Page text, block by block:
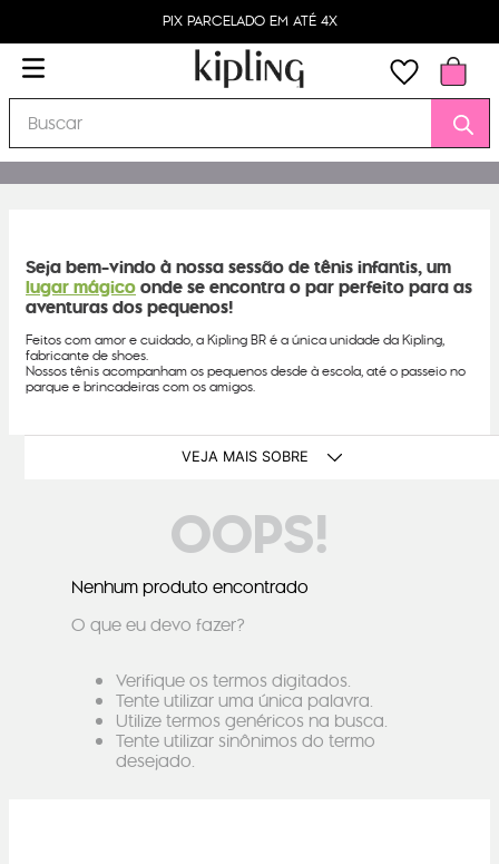
PIX PARCELADO EM ATÉ 4X
Buscar
Seja bem-vindo à nossa sessão de tênis infantis, um
lugar mágicoonde se encontra o par perfeito para as
aventuras dos pequenos!
Feitos com amor e cuidado, a Kipling BR é a única unidade da Kipling,
fabricante de shoes.
Nossos tênis acompanham os pequenos desde à escola, até o passeio no
parque e brincadeiras com os amigos.
VEJA MAIS SOBRE
OOPS!
Nenhum produto encontrado
O que eu devo fazer?
Verifique os termos digitados.
Tente utilizar uma única palavra.
Utilize termos genéricos na busca.
Tente utilizar sinônimos do termo
desejado.